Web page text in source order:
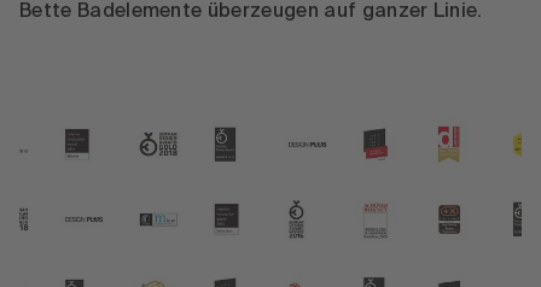
Bette Badelemente überzeugen auf ganzer Linie.